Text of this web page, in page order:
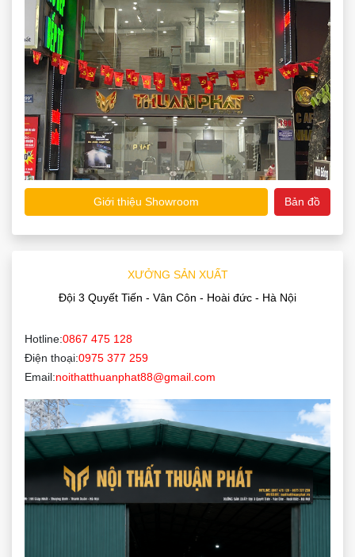
Giới thiệu Showroom Bản đồ
XƯỞNG SẢN XUẤT
Đội 3 Quyết Tiến - Vân Côn - Hoài đức - Hà Nội
Hotline:0867 475 128
Điện thoại:0975 377 259
Email:noithatthuanphat88@gmail.com